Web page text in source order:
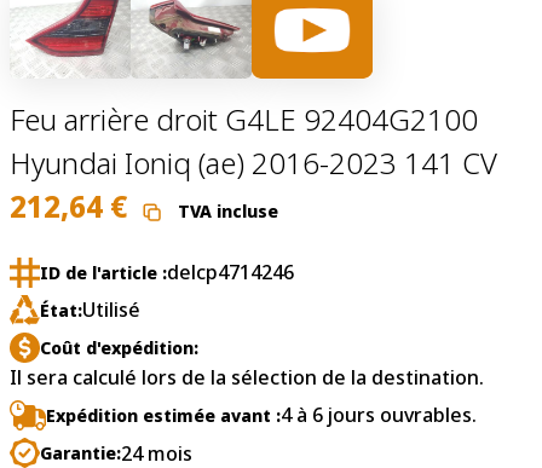
Feu arrière droit G4LE 92404G2100
Hyundai Ioniq (ae) 2016-2023 141 CV
212,64 € TVA incluse
ID de l'article :delcp4714246
État:Utilisé
Coût d'expédition:
Il sera calculé lors de la sélection de la destination.
Expédition estimée avant :4 à 6 jours ouvrables.
Garantie:24 mois